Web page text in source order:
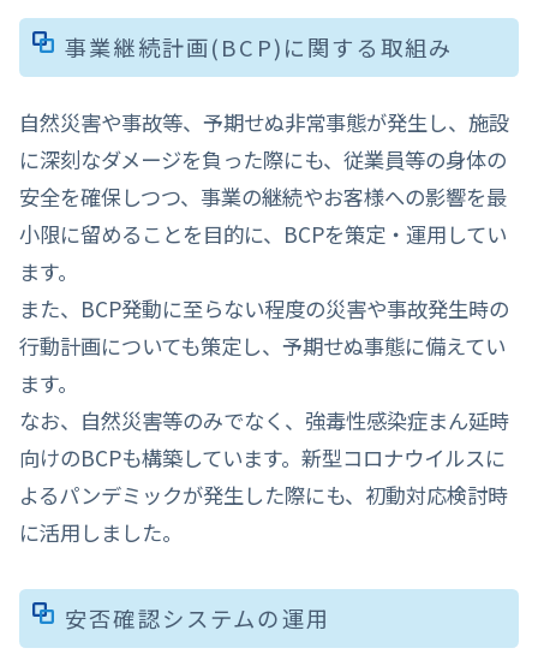
事業継続計画(BCP)に関する取組み
自然災害や事故等、予期せぬ非常事態が発生し、施設
に深刻なダメージを負った際にも、従業員等の身体の
安全を確保しつつ、事業の継続やお客様への影響を最
小限に留めることを目的に、BCPを策定・運用してい
ます。
また、BCP発動に至らない程度の災害や事故発生時の
行動計画についても策定し、予期せぬ事態に備えてい
ます。
なお、自然災害等のみでなく、強毒性感染症まん延時
向けのBCPも構築しています。新型コロナウイルスに
よるパンデミックが発生した際にも、初動対応検討時
に活用しました。
安否確認システムの運用